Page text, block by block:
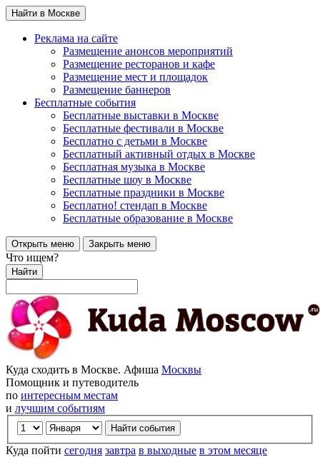
Найти в Москве
Реклама на сайте
Размещение анонсов мероприятий
Размещение ресторанов и кафе
Размещение мест и площадок
Размещение баннеров
Бесплатные события
Бесплатные выставки в Москве
Бесплатные фестивали в Москве
Бесплатно с детьми в Москве
Бесплатный активный отдых в Москве
Бесплатная музыка в Москве
Бесплатные шоу в Москве
Бесплатные праздники в Москве
Бесплатно! стендап в Москве
Бесплатные образование в Москве
Открыть меню Закрыть меню
Что ищем?
Найти
Куда сходить в Москве. Афиша Москвы
Помощник и путеводитель
по интересным местам
и лучшим событиям
Куда пойти сегодня завтра в выходные в этом месяце